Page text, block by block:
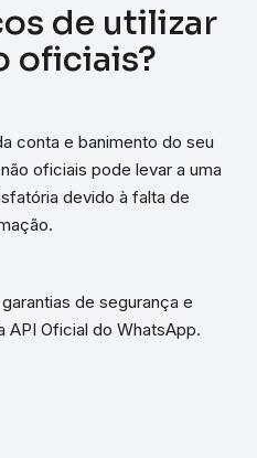
de utilizar
oficiais?
conta e banimento do seu
oficiais pode levar a uma
devido à falta de
de segurança e
Oficial do WhatsApp.